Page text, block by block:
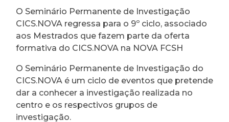
O Seminário Permanente de Investigação
CICS.NOVA regressa para o 9º ciclo, associado
aos Mestrados que fazem parte da oferta
formativa do CICS.NOVA na NOVA FCSH
O Seminário Permanente de Investigação do
CICS.NOVA é um ciclo de eventos que pretende
dar a conhecer a investigação realizada no
centro e os respectivos grupos de
investigação.